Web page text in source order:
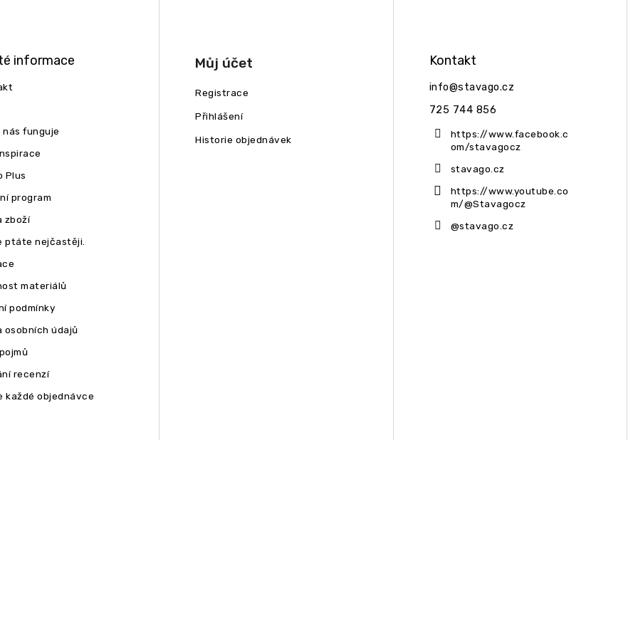
informace
funguje
Plus
program
zboží
ptáte nejčastěji.
materiálů
podmínky
osobních údajů
recenzí
každé objednávce
Můj účet
Registrace
Přihlášení
Historie objednávek
Kontakt
info@stavago.cz
725 744 856
https://www.facebook.c
om/stavagocz
stavago.cz
https://www.youtube.co
m/@Stavagocz
@stavago.cz